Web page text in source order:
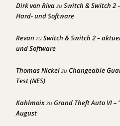
Dirk von RivazuSwitch & Switch 2
Hard- und Software
Revan zuSwitch & Switch 2 –
und Software
Thomas NickelzuChangeable
Test (NES)
KahlmoixzuGrand Theft Auto VI –
August